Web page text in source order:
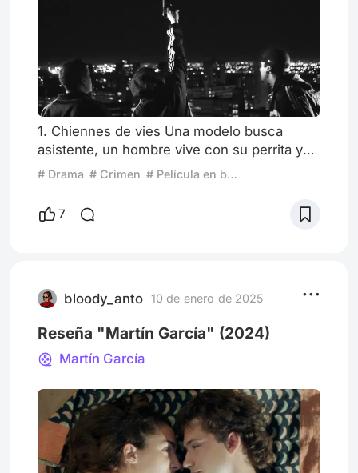
1. Chiennes de vies Una modelo busca
asistente, un hombre vive con su perrita y
otro hombre no sale de su departamento.
momentos socarrones que solo el cine
francés (o belga) puede otorgar. Desprende
elegirías? ¿A tu novia o a tu mascota? PD:
# Drama # Crimen # Película en blanco y negro
7
bloody_anto 10 de enero de 2025
Reseña "Martín García" (2024)
Martín García